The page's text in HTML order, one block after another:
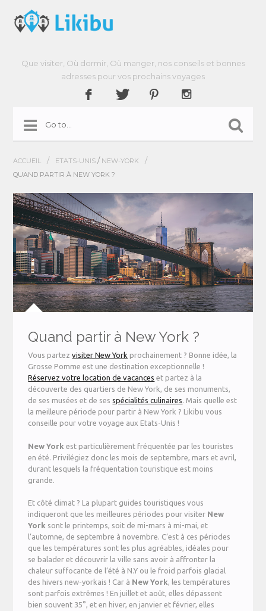
Que visiter, Où dormir, Où manger, nos conseils et bonnes
adresses pour vos prochains voyages
ACCUEIL / ETATS-UNIS / NEW-YORK /
QUAND PARTIR À NEW YORK ?
Quand partir à New York ?
Vous partezvisiter New York prochainement ? Bonne idée, la
Grosse Pomme est une destination exceptionnelle !
Réservez votre location de vacances et partez à la
découverte des quartiers de New York, de ses monuments,
de ses musées et de sesspécialités culinaires. Mais quelle est
la meilleure période pour partir à New York ? Likibu vous
conseille pour votre voyage aux Etats-Unis !
New York est particulièrement fréquentée par les touristes
en été. Privilégiez donc les mois de septembre, mars et avril,
durant lesquels la fréquentation touristique est moins
grande.
Et côté climat ? La plupart guides touristiques vous
indiqueront que les meilleures périodes pour visiter New
York sont le printemps, soit de mi-mars à mi-mai, et
l’automne, de septembre à novembre. C’est à ces périodes
que les températures sont les plus agréables, idéales pour
se balader et découvrir la ville sans avoir à affronter la
chaleur suffocante de l’été à N.Y ou le froid parfois glacial
des hivers new-yorkais ! Car à New York, les températures
sont parfois extrêmes ! En juillet et août, elles dépassent
bien souvent 35°, et en hiver, en janvier et février, elles